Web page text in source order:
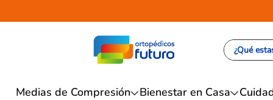
¿Qué
Medias de Compresión Bienestar en Casa